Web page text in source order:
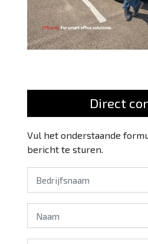
Direct
Vul het onderstaande
bericht te sturen.